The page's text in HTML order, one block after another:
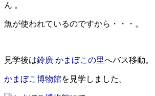
ん 。
魚が使われているのですから・・・。
見学後は鈴廣 かまぼこの里へバス移動。
かまぼこ博物館を見学しました。